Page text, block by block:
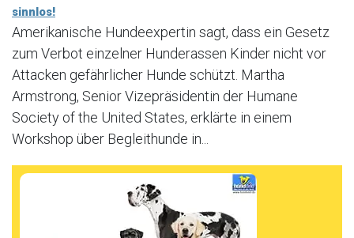
sinnlos!
Amerikanische Hundeexpertin sagt, dass ein Gesetz
zum Verbot einzelner Hunderassen Kinder nicht vor
Attacken gefährlicher Hunde schützt. Martha
Armstrong, Senior Vizepräsidentin der Humane
Society of the United States, erklärte in einem
Workshop über Begleithunde in...